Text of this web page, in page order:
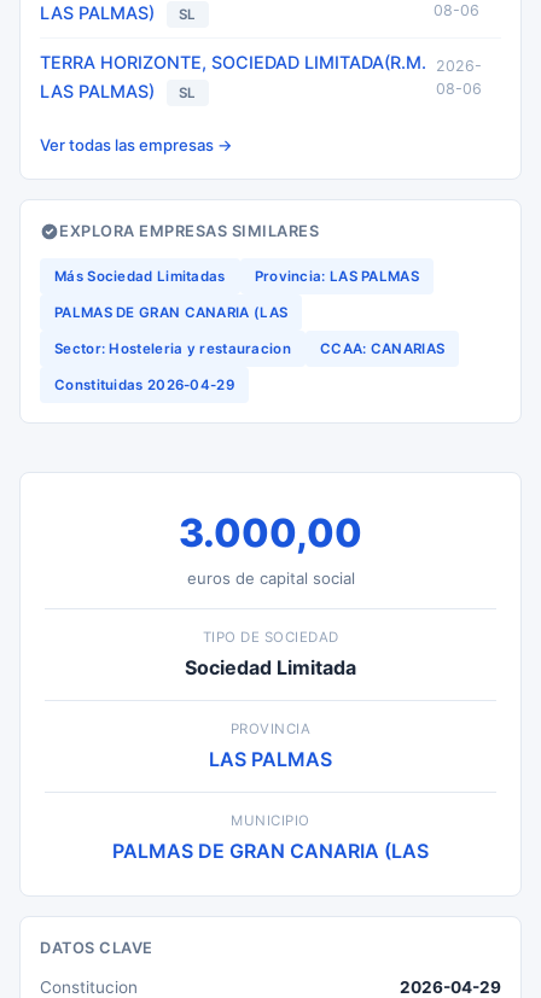
LAS PALMAS)
SL
08-06
TERRA HORIZONTE, SOCIEDAD LIMITADA(R.M.
LAS PALMAS)
SL
2026-
08-06
Ver todas las empresas →
EXPLORA EMPRESAS SIMILARES
Más Sociedad Limitadas Provincia: LAS PALMAS
PALMAS DE GRAN CANARIA (LAS
Sector: Hosteleria y restauracion CCAA: CANARIAS
Constituidas 2026-04-29
3.000,00
euros de capital social
TIPO DE SOCIEDAD
Sociedad Limitada
PROVINCIA
LAS PALMAS
MUNICIPIO
PALMAS DE GRAN CANARIA (LAS
DATOS CLAVE
Constitucion 2026-04-29